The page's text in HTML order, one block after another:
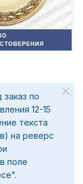
заказ по
12-15
текста
на реверс
поле